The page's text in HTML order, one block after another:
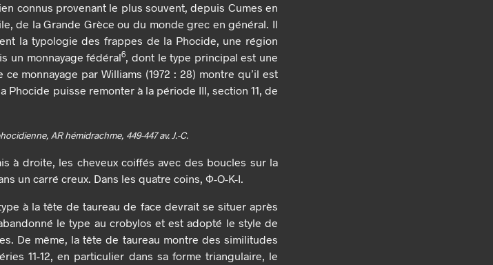
connus provenant le plus souvent, depuis Cumes en
de la Grande Grèce ou du monde grec en général. Il
la typologie des frappes de la Phocide, une région
un monnayage fédéral6, dont le type principal est une
monnayage par Williams (1972 : 28) montre qu’il est
puisse remonter à la période III, section 11, de
AR hémidrachme, 449-447 av. J.-C.
à droite, les cheveux coiffés avec des boucles sur la
un carré creux. Dans les quatre coins, Φ-O-K-I.
à la tête de taureau de face devrait se situer après
le type au crobylos et est adopté le style de
De même, la tête de taureau montre des similitudes
11-12, en particulier dans sa forme triangulaire, le